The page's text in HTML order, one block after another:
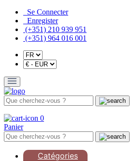
Se Connecter
Enregister
(+351) 210 939 951
(+351) 964 016 001
0
Panier
Catégories